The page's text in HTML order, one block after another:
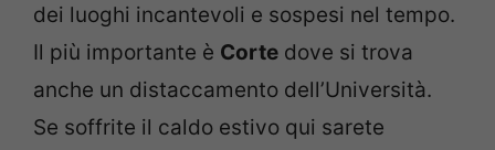
dei luoghi incantevoli e sospesi nel tempo.
Il più importante è Corte dove si trova
anche un distaccamento dell’Università.
Se soffrite il caldo estivo qui sarete